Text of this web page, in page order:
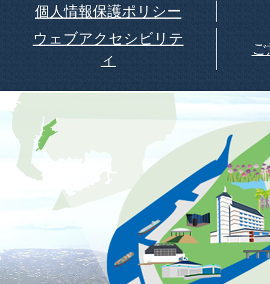
個人情報保護ポリシー
ウェブアクセシビリテ
ィ